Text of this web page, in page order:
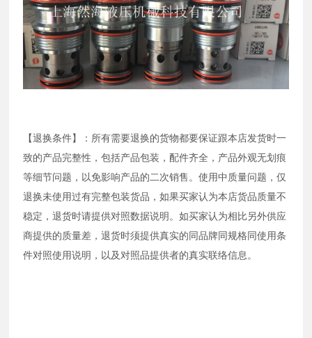
【退换条件】：所有需要退换的货物都要保证跟本店发货时一
致的产品完整性，包括产品包装，配件齐全，产品外观无划痕
等细节问题，以免影响产品的二次销售。使用中质量问题，仅
退换未使用过有完整包装货品，如果买家认为本店货品质量不
稳定，退货时请提供对照数据说明。如买家认为相比另外供应
商提供的质量差，退货时须提供真实的同品牌同规格同使用条
件对照使用说明，以及对照品提供者的真实联络信息。